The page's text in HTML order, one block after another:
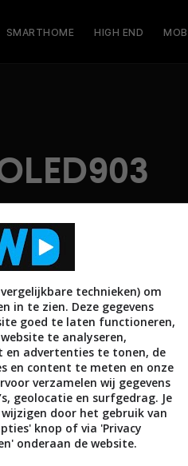
SMARTHOME HIGH END
technieken) om
in te zien. Deze gegevens
goed te laten functioneren,
te analyseren,
en advertenties te tonen, de
en content te meten en onze
verzamelen wij gegevens
geolocatie en surfgedrag. Je
door het gebruik van
knop of via 'Privacy
onderaan de website.